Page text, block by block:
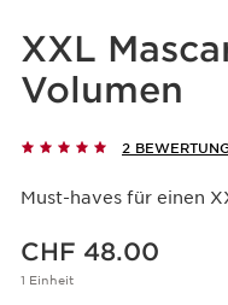
XXL
Volumen
2
Must-haves für einen
Aktueller Preis CHF 48.00
CHF 48.00
1 Einheit